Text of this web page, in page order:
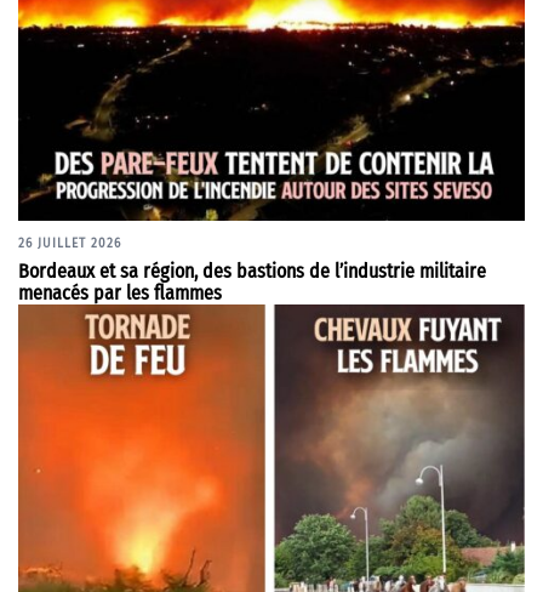
26 JUILLET 2026
Bordeaux et sa région, des bastions de l’industrie militaire
menacés par les flammes